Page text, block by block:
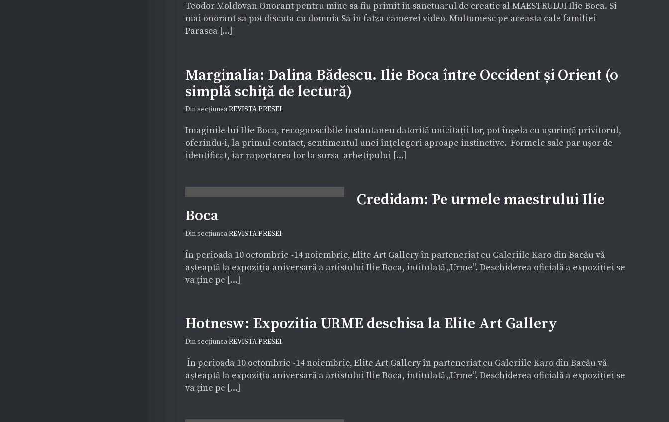
Teodor Moldovan Onorant pentru mine sa fiu primit in sanctuarul de creatie al MAESTRULUI Ilie Boca. Si
mai onorant sa pot discuta cu domnia Sa in fatza camerei video. Multumesc pe aceasta cale familiei
Parasca [...]
Marginalia: Dalina Bădescu. Ilie Boca între Occident și Orient (o
simplă schiță de lectură)
Din secţiuneaREVISTA PRESEI
Imaginile lui Ilie Boca, recognoscibile instantaneu datorită unicitații lor, pot înșela cu ușurință privitorul,
oferindu-i, la primul contact, sentimentul unei înțelegeri aproape instinctive. Formele sale par ușor de
identificat, iar raportarea lor la sursa arhetipului [...]
Credidam: Pe urmele maestrului Ilie
Boca
Din secţiuneaREVISTA PRESEI
În perioada 10 octombrie -14 noiembrie, Elite Art Gallery în parteneriat cu Galeriile Karo din Bacău vă
aşteaptă la expoziţia aniversară a artistului Ilie Boca, intitulată „Urme”. Deschiderea oficială a expoziţiei se
va ţine pe [...]
Hotnesw: Expozitia URME deschisa la Elite Art Gallery
Din secţiuneaREVISTA PRESEI
În perioada 10 octombrie -14 noiembrie, Elite Art Gallery în parteneriat cu Galeriile Karo din Bacău vă
aşteaptă la expoziţia aniversară a artistului Ilie Boca, intitulată „Urme”. Deschiderea oficială a expoziţiei se
va ţine pe [...]